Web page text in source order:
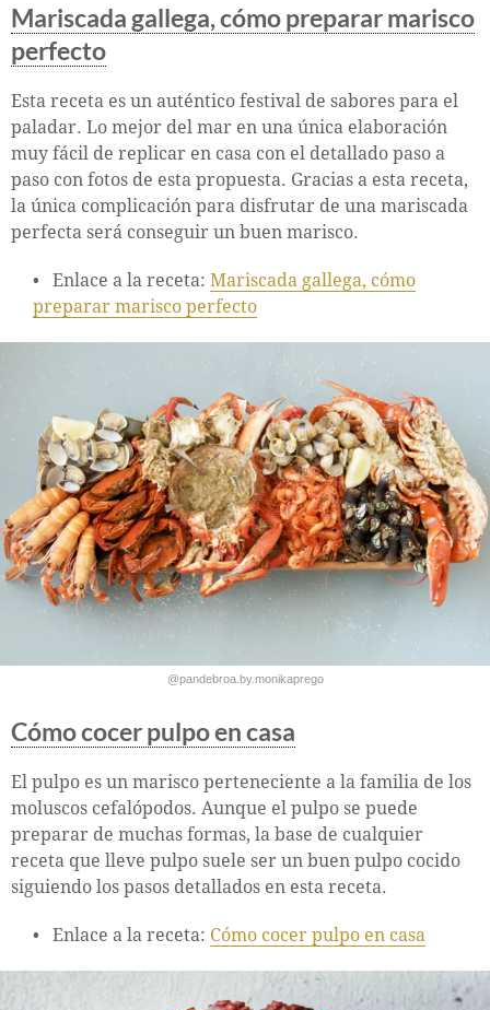
Mariscada gallega, cómo preparar marisco
perfecto
Esta receta es un auténtico festival de sabores para el
paladar. Lo mejor del mar en una única elaboración
muy fácil de replicar en casa con el detallado paso a
paso con fotos de esta propuesta. Gracias a esta receta,
la única complicación para disfrutar de una mariscada
perfecta será conseguir un buen marisco.
Enlace a la receta: Mariscada gallega, cómo
preparar marisco perfecto
@pandebroa.by.monikaprego
Cómo cocer pulpo en casa
El pulpo es un marisco perteneciente a la familia de los
moluscos cefalópodos. Aunque el pulpo se puede
preparar de muchas formas, la base de cualquier
receta que lleve pulpo suele ser un buen pulpo cocido
siguiendo los pasos detallados en esta receta.
Enlace a la receta: Cómo cocer pulpo en casa